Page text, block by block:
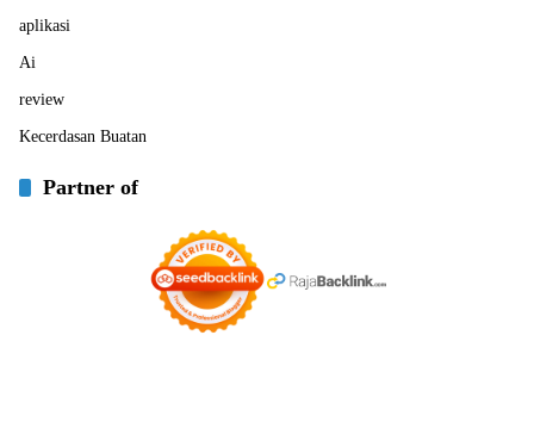
aplikasi
Ai
review
Kecerdasan Buatan
Partner of